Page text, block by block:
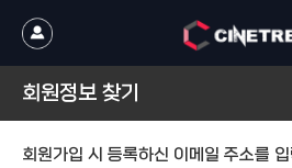
회원정보 찾기
회원가입 시 등록하신 이메일 주소를